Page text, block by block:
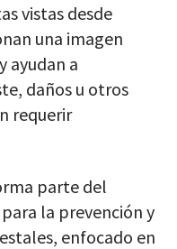
vistas desde
una imagen
ayudan a
daños u otros
requerir
parte del
la prevención y
enfocado en